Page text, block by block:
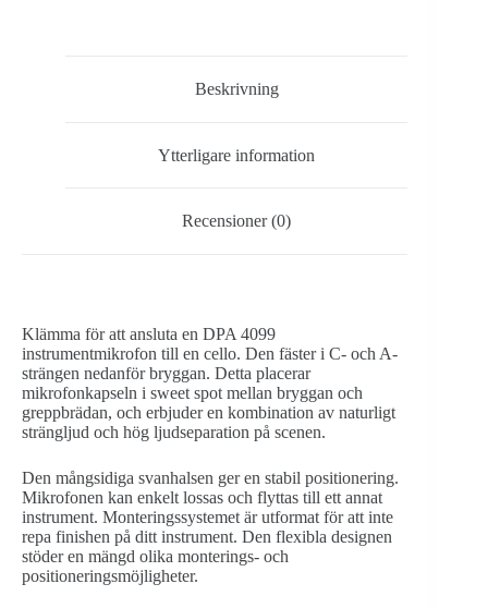
Beskrivning
Ytterligare information
Recensioner (0)
Klämma för att ansluta en DPA 4099
instrumentmikrofon till en cello. Den fäster i C- och A-
strängen nedanför bryggan. Detta placerar
mikrofonkapseln i sweet spot mellan bryggan och
greppbrädan, och erbjuder en kombination av naturligt
strängljud och hög ljudseparation på scenen.
Den mångsidiga svanhalsen ger en stabil positionering.
Mikrofonen kan enkelt lossas och flyttas till ett annat
instrument. Monteringssystemet är utformat för att inte
repa finishen på ditt instrument. Den flexibla designen
stöder en mängd olika monterings- och
positioneringsmöjligheter.